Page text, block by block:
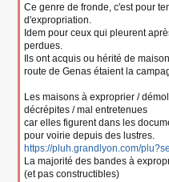
Ce genre de fronde, c'est pour
d'expropriation.
Idem pour ceux qui pleurent
perdues.
Ils ont acquis ou hérité de
route de Genas étaient la
Les maisons à exproprier /
décrépites / mal entretenues
car elles figurent dans les
pour voirie depuis des lustres.
https://pluh.grandlyon.com/
La majorité des bandes à
(et pas constructibles)